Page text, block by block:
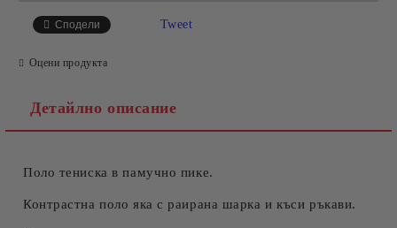
Съгласен съм сПолитиката за лични данни
Ние ще се свържем с вас в рамките на работния ден.
Сподели Tweet
Оцени продукта
Детайлно описание
Поло тениска в памучно пике.
Контрастна поло яка с раирана шарка и къси ръкави.